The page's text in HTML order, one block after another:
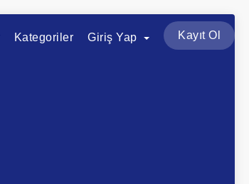
Kategoriler Giriş Yap Kayıt Ol